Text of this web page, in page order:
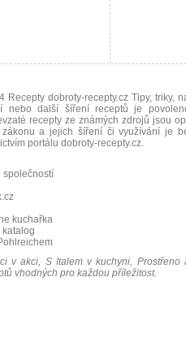
Recepty dobroty-recepty.cz Tipy, triky,
nebo další šíření receptů je
recepty ze známých zdrojů jsou
a jejich šíření či využívání je
portálu dobroty-recepty.cz.
společností
kuchařka
katalog
v akci, S Italem v kuchyni,
vhodných pro každou příležitost.